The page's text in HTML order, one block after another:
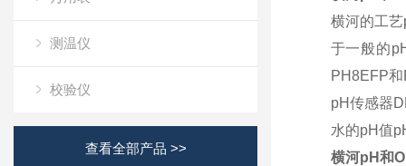
测温仪
校验仪
查看全部产品 >>
横河的工
于一般的
PH8EFP
pH传感器
水的pH值
横河pH和